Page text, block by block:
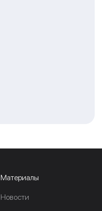
Материалы
Новости